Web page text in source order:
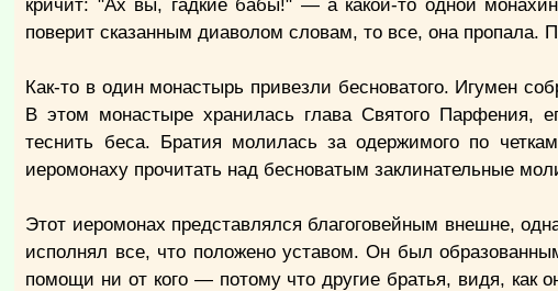
кричит: "Ах вы, гадкие бабы!" — а какой-то одной
поверит сказанным диаволом словам, то все, она пропала.
Как-то в один монастырь привезли бесноватого. Игумен
В этом монастыре хранилась глава Святого Парфения,
теснить беса. Братия молилась за одержимого по
иеромонаху прочитать над бесноватым заклинательные
Этот иеромонах представлялся благоговейным внешне,
исполнял все, что положено уставом. Он был
помощи ни от кого — потому что другие братья, видя, как